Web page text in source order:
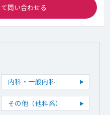
問い合わせる
内科・一般内科
その他（他科系）